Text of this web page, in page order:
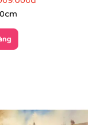
: tăng trải nghiệm
cho khách hàng